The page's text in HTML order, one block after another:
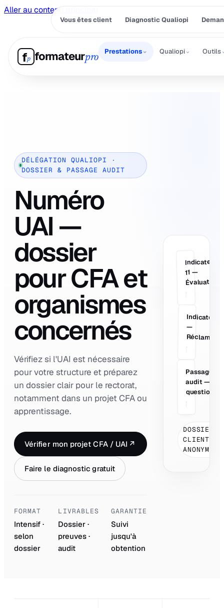
Aller au contenu principal
Vous êtes client Diagnostic Qualiopi
fp formateurpro
Prestations⌄ Qualiopi⌄ Outils
DÉLÉGATION QUALIOPI ·
DOSSIER & PASSAGE AUDIT
Numéro
UAI —
dossier
pour CFA et
organismes
concernés
Vérifiez si l'UAI est nécessaire
pour votre structure et préparez
un dossier clair pour le rectorat,
notamment dans un projet CFA ou
apprentissage.
Vérifier mon projet CFA / UAI ↗
Faire le diagnostic gratuit
FORMAT
Intensif ·
selon
dossier
LIVRABLES
Dossier ·
preuves ·
audit
GARANTIE
Suivi
jusqu'à
obtention
Indicateur
11 —
Évaluation
Indicateur
—
Passage
audit —
questions
DOSSIER
CLIENT
ANONYMISÉ